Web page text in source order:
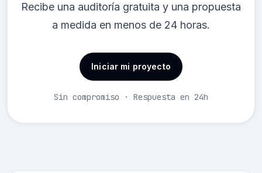
Recibe una auditoría gratuita y una propuesta
a medida en menos de 24 horas.
Iniciar mi proyecto
Sin compromiso · Respuesta en 24h